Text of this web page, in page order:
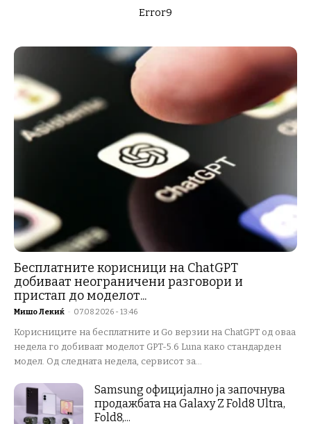
Error9
Бесплатните корисници на ChatGPT
добиваат неограничени разговори и
пристап до моделот...
Мишо Лекиќ - 07.08.2026 - 13:46
Корисниците на бесплатните и Go верзии на ChatGPT од оваа
недела го добиваат моделот GPT-5.6 Luna како стандарден
модел. Од следната недела, сервисот за...
Samsung официјално ја започнува
продажбата на Galaxy Z Fold8 Ultra,
Fold8,...